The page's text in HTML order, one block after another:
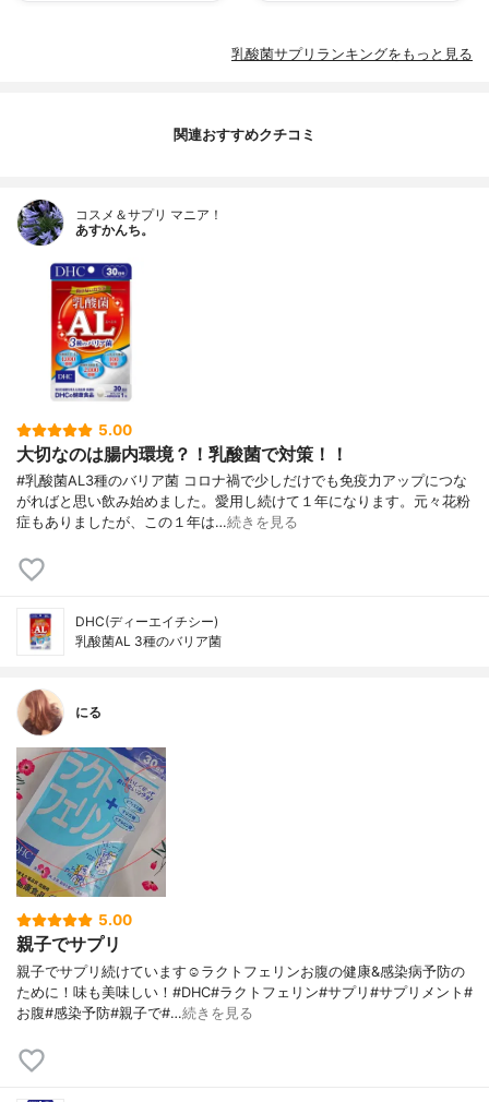
乳酸菌サプリランキングをもっと見る
関連おすすめクチコミ
コスメ＆サプリ マニア！
あすかんち。
5.00
大切なのは腸内環境？！乳酸菌で対策！！
#乳酸菌AL3種のバリア菌 コロナ禍で少しだけでも免疫力アップにつな
がればと思い飲み始めました。愛用し続けて１年になります。元々花粉
症もありましたが、この１年は…続きを見る
DHC(ディーエイチシー)
乳酸菌AL 3種のバリア菌
にる
5.00
親子でサプリ
親子でサプリ続けています☺️ラクトフェリンお腹の健康&感染病予防の
ために！味も美味しい！#DHC#ラクトフェリン#サプリ#サプリメント#
お腹#感染予防#親子で#…続きを見る